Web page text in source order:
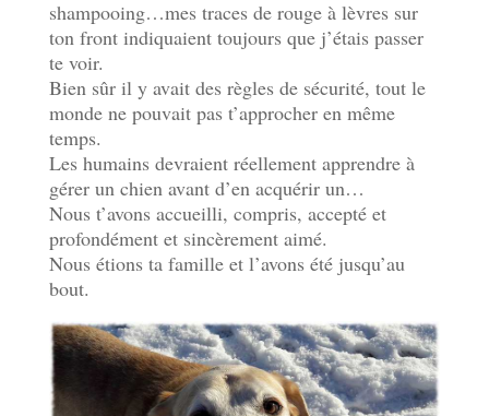
shampooing…mes traces de rouge à lèvres sur
ton front indiquaient toujours que j’étais passer
te voir.
Bien sûr il y avait des règles de sécurité, tout le
monde ne pouvait pas t’approcher en même
temps.
Les humains devraient réellement apprendre à
gérer un chien avant d’en acquérir un…
Nous t’avons accueilli, compris, accepté et
profondément et sincèrement aimé.
Nous étions ta famille et l’avons été jusqu’au
bout.